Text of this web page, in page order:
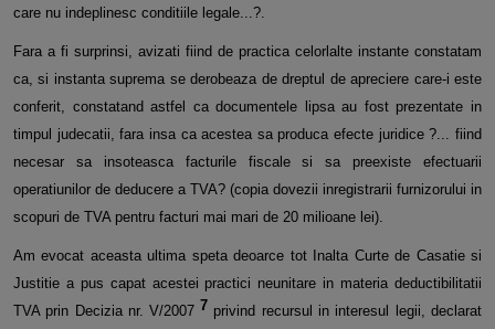
care nu indeplinesc conditiile legale...?.
Fara a fi surprinsi, avizati fiind de practica celorlalte instante constatam
ca, si instanta suprema se derobeaza de dreptul de apreciere care-i este
conferit, constatand astfel ca documentele lipsa au fost prezentate in
timpul judecatii, fara insa ca acestea sa produca efecte juridice ?... fiind
necesar sa insoteasca facturile fiscale si sa preexiste efectuarii
operatiunilor de deducere a TVA? (copia dovezii inregistrarii furnizorului in
scopuri de TVA pentru facturi mai mari de 20 milioane lei).
Am evocat aceasta ultima speta deoarce tot Inalta Curte de Casatie si
Justitie a pus capat acestei practici neunitare in materia deductibilitatii
TVA prin Decizia nr. V/2007 7 privind recursul in interesul legii, declarat